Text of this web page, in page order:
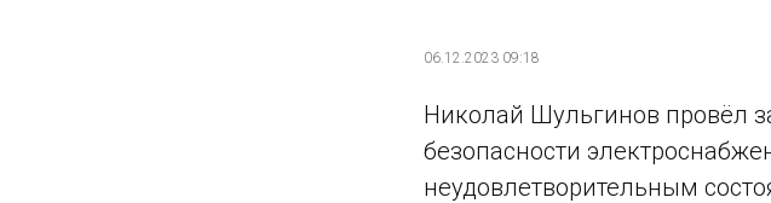
06.12.2023 09:18
Николай Шульгинов провёл
безопасности
неудовлетворительным